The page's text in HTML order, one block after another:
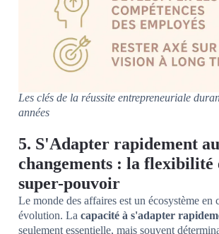
Les clés de la réussite entrepreneuriale
années
5. S'Adapter rapidement
changements : la flexibilité
super-pouvoir
Le monde des affaires est un écosystème en
évolution. La capacité à s'adapter
seulement essentielle, mais souvent